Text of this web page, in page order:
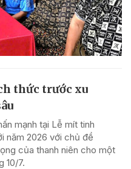
thức trước xu
mạnh tại Lễ mít tinh
năm 2026 với chủ đề
của thanh niên cho một
10/7.